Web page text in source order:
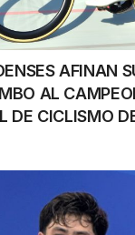
AFINAN
AL
DE CICLISMO